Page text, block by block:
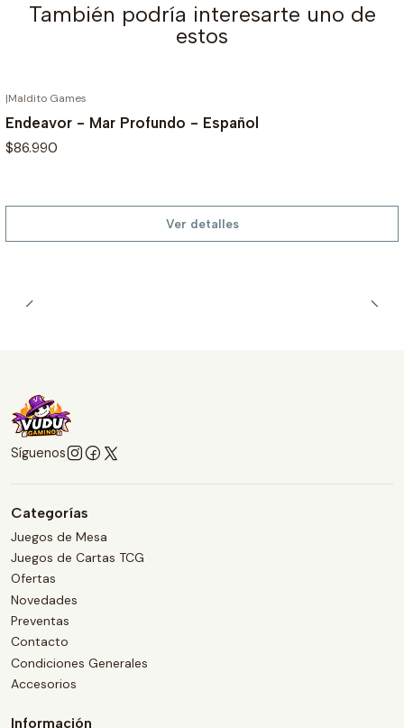
También podría interesarte uno de
estos
|Maldito Games
Endeavor - Mar Profundo - Español
$86.990
Ver detalles
Síguenos
Categorías
Juegos de Mesa
Juegos de Cartas TCG
Ofertas
Novedades
Preventas
Contacto
Condiciones Generales
Accesorios
Información